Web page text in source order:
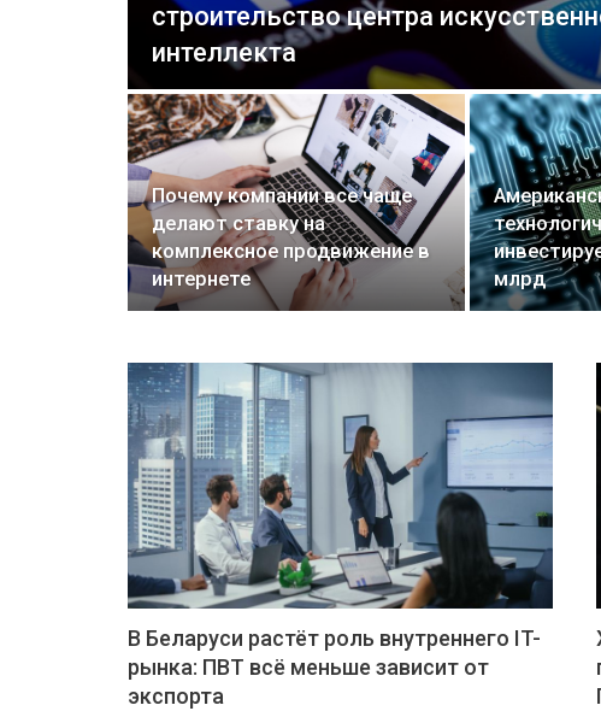
строительство центра
интеллекта
Почему компании все чаще
делают ставку на
комплексное продвижение в
интернете
млрд
В Беларуси растёт роль внутреннего IT-
рынка: ПВТ всё меньше зависит от
экспорта